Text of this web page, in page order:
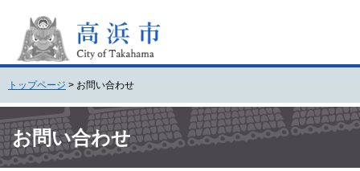
頭
で
す
。
飛
ば
し
て
本
トップページ > お問い合わせ
文 お問い合わせ